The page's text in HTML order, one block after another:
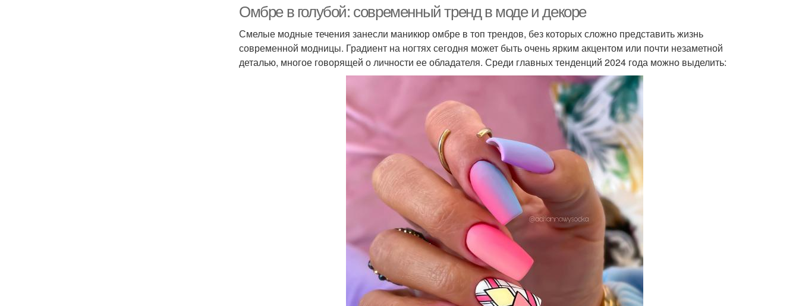
Омбре в голубой: современный тренд в моде и декоре
Смелые модные течения занесли маникюр омбре в топ трендов, без которых сложно представить жизнь
современной модницы. Градиент на ногтях сегодня может быть очень ярким акцентом или почти незаметной
деталью, многое говорящей о личности ее обладателя. Среди главных тенденций 2024 года можно выделить: